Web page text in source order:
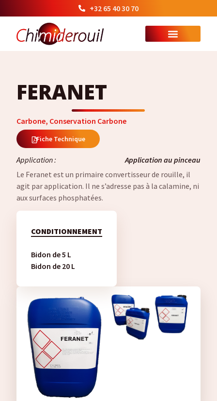
+32 65 40 30 70
FERANET
Carbone, Conservation Carbone
Fiche Technique
Application :
Application au pinceau
Le Feranet est un primaire convertisseur de rouille, il
agit par application. Il ne s’adresse pas à la calamine, ni
aux surfaces phosphatées.
CONDITIONNEMENT
Bidon de 5 L
Bidon de 20 L